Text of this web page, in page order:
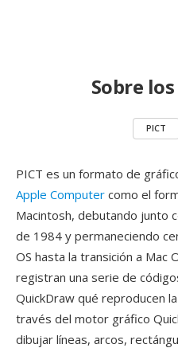
Sobre
PICT
PICT es un formato de
Apple Computer como el
Macintosh, debutando junto
de 1984 y permaneciendo
OS hasta la transición a Mac
registran una serie de
QuickDraw qué reproducen
través del motor gráfico
dibujar líneas, arcos,